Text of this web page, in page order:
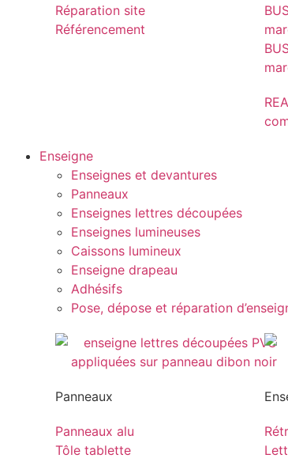
Réparation site
Référencement
Enseigne
Enseignes et devantures
Panneaux
Enseignes lettres découpées
Enseignes lumineuses
Caissons lumineux
Enseigne drapeau
Adhésifs
Pose, dépose et réparation
Panneaux
Panneaux alu
Tôle tablette